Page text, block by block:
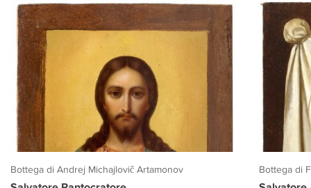
Bottega di Andrej Michajlovič Artamonov Bottega di